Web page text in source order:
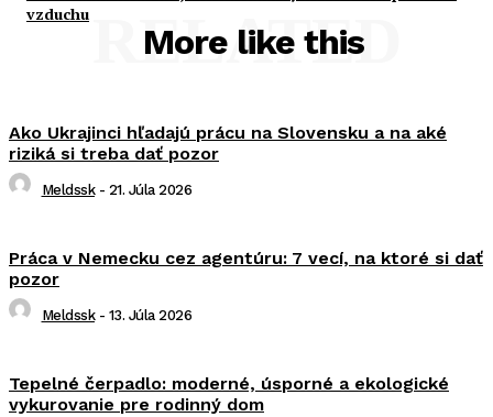
vzduchu
More like this
RELATED
Ako Ukrajinci hľadajú prácu na Slovensku a na aké
riziká si treba dať pozor
Meldssk - 21. Júla 2026
Práca v Nemecku cez agentúru: 7 vecí, na ktoré si dať
pozor
Meldssk - 13. Júla 2026
Tepelné čerpadlo: moderné, úsporné a ekologické
vykurovanie pre rodinný dom